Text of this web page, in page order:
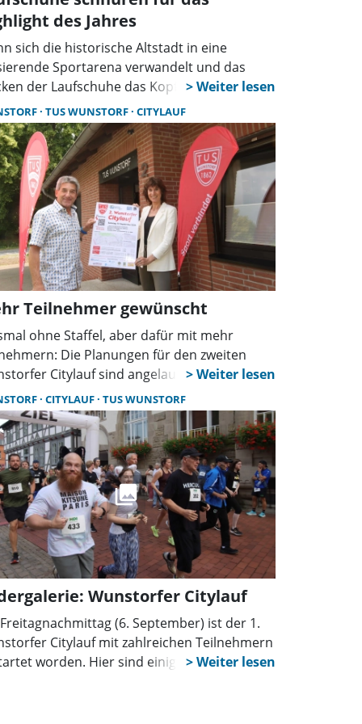
des Jahres
sich die historische Altstadt in eine
Sportarena verwandelt und das
der Laufschuhe das Kopfsteinpflaster
dann ist es wieder so weit: Am Sonntag,
fällt der Startschuss für den 23. Rintelner
Die Vereinigte Turnerschaft (VT)
lädt Läuferinnen und Läufer aller
ein, Teil dieses sportlichen
zu werden.
TUS WUNSTORF CITYLAUF
Teilnehmer gewünscht
ohne Staffel, aber dafür mit mehr
Die Planungen für den zweiten
Citylauf sind angelaufen und das
auf der Internetseite des TuS
ist geöffnet.
CITYLAUF TUS WUNSTORF
Wunstorfer Citylauf
(6. September) ist der 1.
Citylauf mit zahlreichen Teilnehmern
worden. Hier sind einige Bilder zum